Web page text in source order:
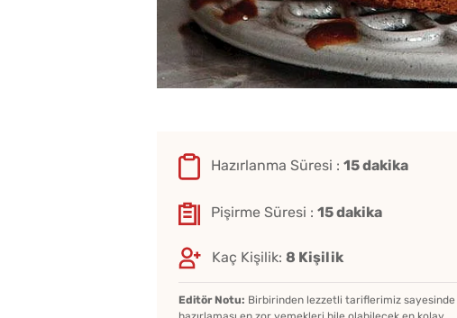
Hazırlanma Süresi : 15 dakika
Pişirme Süresi : 15 dakika
Kaç Kişilik: 8 Kişilik
Editör Notu: Birbirinden lezzetli tariflerimiz sayesinde